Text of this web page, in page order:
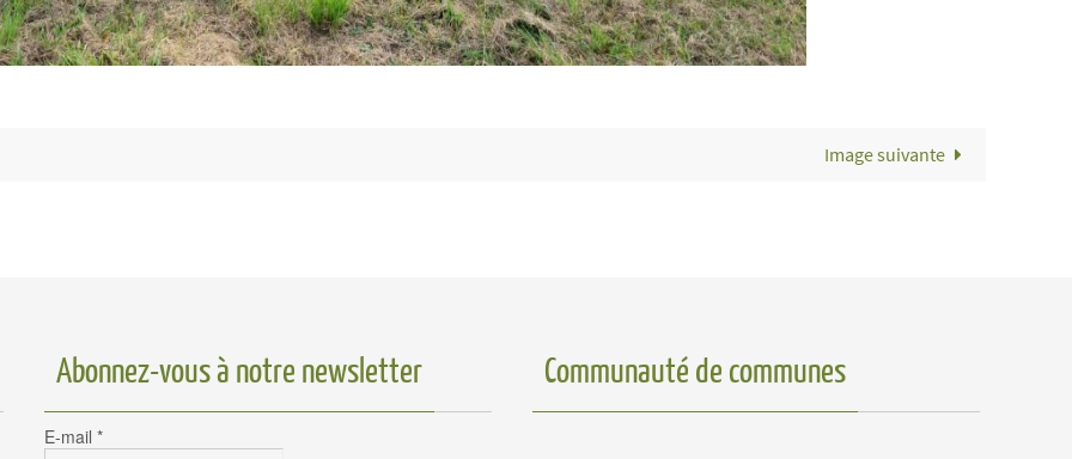
Image suivante
Abonnez-vous à notre newsletter
E-mail *
Communauté de communes